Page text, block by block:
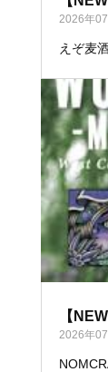
2026年
えぞ麦
【
2026年